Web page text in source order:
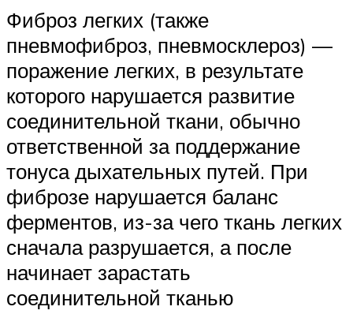
Фиброз легких (также
пневмофиброз, пневмосклероз) —
поражение легких, в результате
которого нарушается развитие
соединительной ткани, обычно
ответственной за поддержание
тонуса дыхательных путей. При
фиброзе нарушается баланс
ферментов, из-за чего ткань легких
сначала разрушается, а после
начинает зарастать
соединительной тканью